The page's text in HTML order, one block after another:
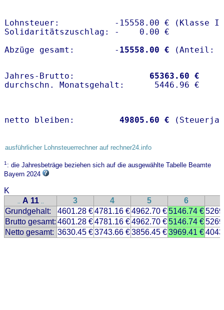
Lohnsteuer:           -15558.00 € (Klasse I)
Solidaritätszuschlag: -    0.00 €
Abzüge gesamt:        - 15558.00 €
Jahres-Brutto: 65363.60 €
netto bleiben: 49805.60 €
ausführlicher Lohnsteuerrechner auf rechner24.info
1: die Jahresbeträge beziehen sich auf die ausgewählte Tabelle Beamte
Bayern 2024
K
.. A 11 .. 3 4 5 6
Grundgehalt:
4601.28 €4781.16 €4962.70 €5146.74 €
Brutto gesamt: 4601.28 €4781.16 €4962.70 €5146.74 €
Netto gesamt: 3630.45 €3743.66 €3856.45 €3969.41 €